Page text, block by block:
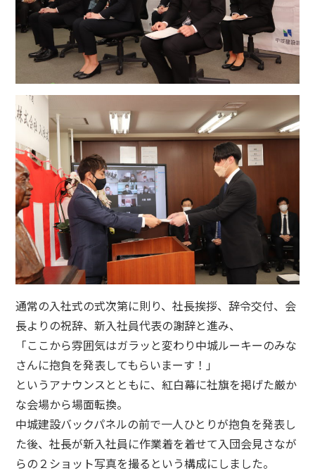
通常の入社式の式次第に則り、社長挨拶、辞令交付、会
長よりの祝辞、新入社員代表の謝辞と進み、
「ここから雰囲気はガラッと変わり中城ルーキーのみな
さんに抱負を発表してもらいまーす！」
というアナウンスとともに、紅白幕に社旗を掲げた厳か
な会場から場面転換。
中城建設バックパネルの前で一人ひとりが抱負を発表し
た後、社長が新入社員に作業着を着せて入団会見さなが
らの２ショット写真を撮るという構成にしました。